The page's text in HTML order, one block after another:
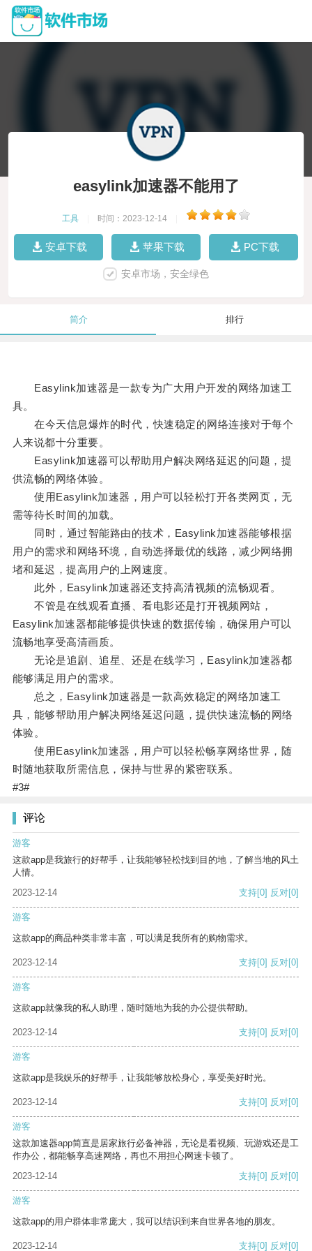
easylink加速器不能用了
工具 时间：2023-12-14
安卓下载 苹果下载 PC下载
安卓市场，安全绿色
简介 排行
Easylink加速器是一款专为广大用户开发的网络加速工
具。
在今天信息爆炸的时代，快速稳定的网络连接对于每个
人来说都十分重要。
Easylink加速器可以帮助用户解决网络延迟的问题，提
供流畅的网络体验。
使用Easylink加速器，用户可以轻松打开各类网页，无
需等待长时间的加载。
同时，通过智能路由的技术，Easylink加速器能够根据
用户的需求和网络环境，自动选择最优的线路，减少网络拥
堵和延迟，提高用户的上网速度。
此外，Easylink加速器还支持高清视频的流畅观看。
不管是在线观看直播、看电影还是打开视频网站，
Easylink加速器都能够提供快速的数据传输，确保用户可以
流畅地享受高清画质。
无论是追剧、追星、还是在线学习，Easylink加速器都
能够满足用户的需求。
总之，Easylink加速器是一款高效稳定的网络加速工
具，能够帮助用户解决网络延迟问题，提供快速流畅的网络
体验。
使用Easylink加速器，用户可以轻松畅享网络世界，随
时随地获取所需信息，保持与世界的紧密联系。
#3#
评论
游客
这款app是我旅行的好帮手，让我能够轻松找到目的地，了解当地的风土
人情。
2023-12-14
支持[0] 反对[0]
游客
这款app的商品种类非常丰富，可以满足我所有的购物需求。
2023-12-14 支持[0] 反对[0]
游客
这款app就像我的私人助理，随时随地为我的办公提供帮助。
2023-12-14 支持[0] 反对[0]
游客
这款app是我娱乐的好帮手，让我能够放松身心，享受美好时光。
2023-12-14 支持[0] 反对[0]
游客
这款加速器app简直是居家旅行必备神器，无论是看视频、玩游戏还是工
作办公，都能畅享高速网络，再也不用担心网速卡顿了。
2023-12-14
支持[0] 反对[0]
游客
这款app的用户群体非常庞大，我可以结识到来自世界各地的朋友。
2023-12-14 支持[0] 反对[0]